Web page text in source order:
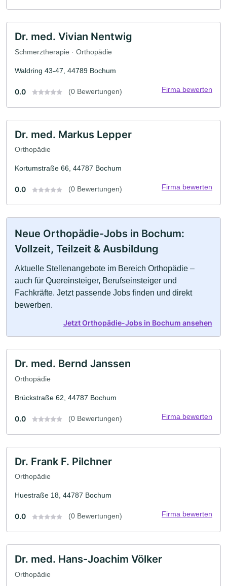
Dr. med. Vivian Nentwig
Schmerztherapie · Orthopädie
Waldring 43-47, 44789 Bochum
0.0 (0 Bewertungen) Firma bewerten
Dr. med. Markus Lepper
Orthopädie
Kortumstraße 66, 44787 Bochum
0.0 (0 Bewertungen) Firma bewerten
Neue Orthopädie-Jobs in Bochum:
Vollzeit, Teilzeit & Ausbildung
Aktuelle Stellenangebote im Bereich Orthopädie –
auch für Quereinsteiger, Berufseinsteiger und
Fachkräfte. Jetzt passende Jobs finden und direkt
bewerben.
Jetzt Orthopädie-Jobs in Bochum ansehen
Dr. med. Bernd Janssen
Orthopädie
Brückstraße 62, 44787 Bochum
0.0 (0 Bewertungen) Firma bewerten
Dr. Frank F. Pilchner
Orthopädie
Huestraße 18, 44787 Bochum
0.0 (0 Bewertungen) Firma bewerten
Dr. med. Hans-Joachim Völker
Orthopädie